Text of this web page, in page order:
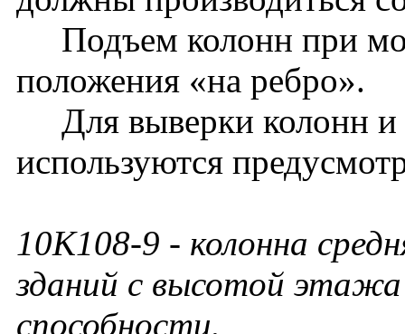
Подъем колонн при
положения «на ребро».
Для выверки колонн
используются
10К108-9 - колонна
зданий с высотой
способности.